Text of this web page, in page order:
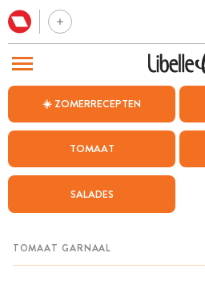
☀️ ZOMERRECEPTEN
TOMAAT
SALADES
BEZOEK ONZE ANDERE WEBSITES
WEEKMENU
CHAT MET MAIA
MIJN BEWAARDE RECEPTEN